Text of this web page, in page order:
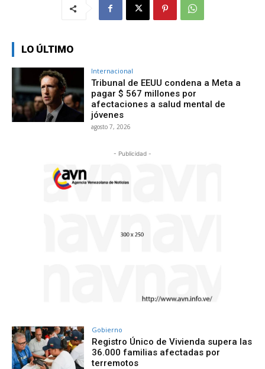
LO ÚLTIMO
Internacional
Tribunal de EEUU condena a Meta a
pagar $ 567 millones por
afectaciones a salud mental de
jóvenes
agosto 7, 2026
- Publicidad -
Gobierno
Registro Único de Vivienda supera las
36.000 familias afectadas por
terremotos